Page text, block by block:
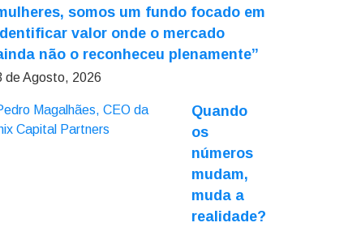
somos um fundo focado em
valor onde o mercado
não o reconheceu plenamente”
de Agosto, 2026
Quando
os
números
mudam,
muda a
realidade?